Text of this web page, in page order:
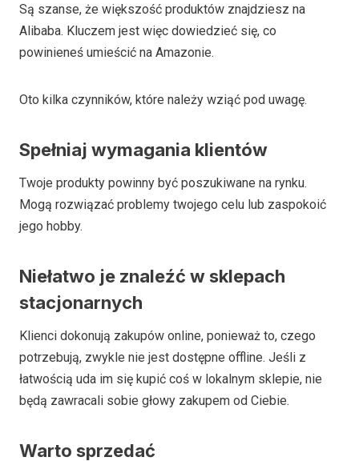
Są szanse, że większość produktów znajdziesz na
Alibaba. Kluczem jest więc dowiedzieć się, co
powinieneś umieścić na Amazonie.
Oto kilka czynników, które należy wziąć pod uwagę.
Spełniaj wymagania klientów
Twoje produkty powinny być poszukiwane na rynku.
Mogą rozwiązać problemy twojego celu lub zaspokoić
jego hobby.
Niełatwo je znaleźć w sklepach
stacjonarnych
Klienci dokonują zakupów online, ponieważ to, czego
potrzebują, zwykle nie jest dostępne offline. Jeśli z
łatwością uda im się kupić coś w lokalnym sklepie, nie
będą zawracali sobie głowy zakupem od Ciebie.
Warto sprzedać